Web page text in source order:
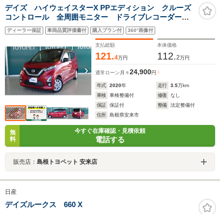
デイズ ハイウェイスターX PPエディション クルーズ
コントロール 全周囲モニター ドライブレコーダー
ワンオーナー車
ディーラー保証 車両品質評価書付 購入プラン付 360°画像付
支払総額
121.4万円
本体価格
112.2万円
通常ローン 月々24,900円
年式 2020年 走行 3.5万km
車検
車検整備付 修復
なし
保証
保証付 整備
法定整備付
住所
島根県安来市
無
料
今すぐ在庫確認・見積依頼
電話する
販売店： 島根トヨペット 安来店
日産
デイズルークス 660 X